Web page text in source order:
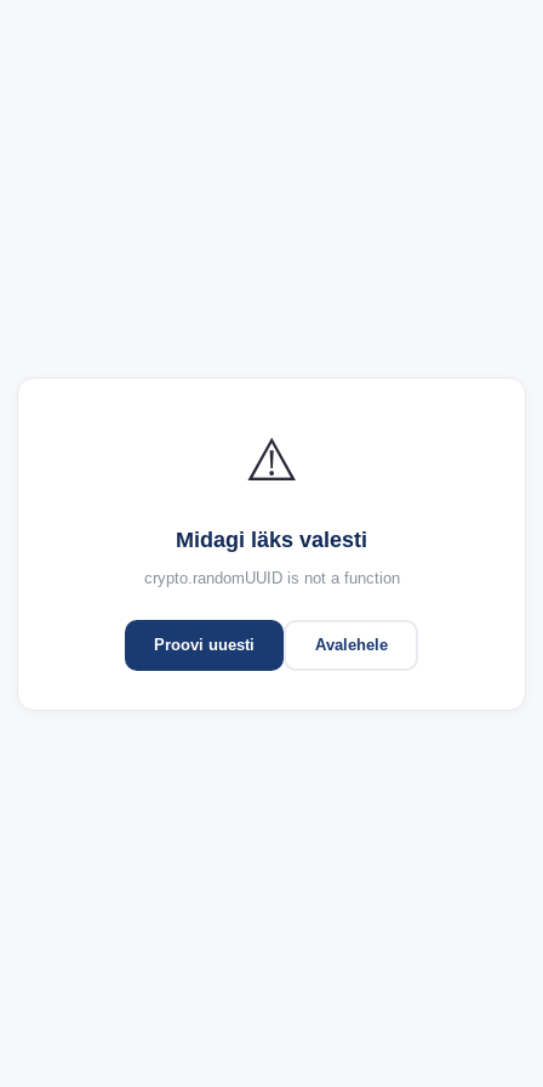
⚠️
Midagi läks valesti
crypto.randomUUID is not a function
Proovi uuesti Avalehele